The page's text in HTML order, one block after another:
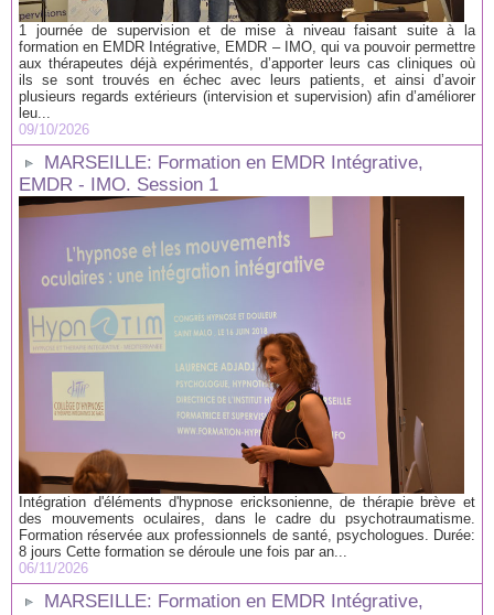
1 journée de supervision et de mise à niveau faisant suite à la
formation en EMDR Intégrative, EMDR – IMO, qui va pouvoir permettre
aux thérapeutes déjà expérimentés, d’apporter leurs cas cliniques où
ils se sont trouvés en échec avec leurs patients, et ainsi d’avoir
plusieurs regards extérieurs (intervision et supervision) afin d’améliorer
leu...
09/10/2026
MARSEILLE: Formation en EMDR Intégrative,
EMDR - IMO. Session 1
Intégration d'éléments d'hypnose ericksonienne, de thérapie brève et
des mouvements oculaires, dans le cadre du psychotraumatisme.
Formation réservée aux professionnels de santé, psychologues. Durée:
8 jours Cette formation se déroule une fois par an...
06/11/2026
MARSEILLE: Formation en EMDR Intégrative,